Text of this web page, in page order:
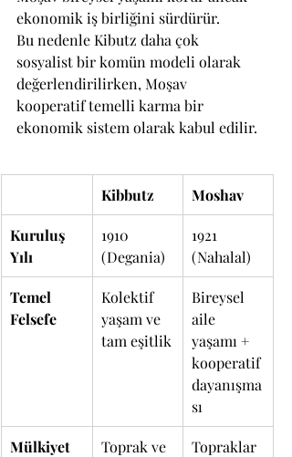
ekonomik iş birliğini sürdürür.
Bu nedenle Kibutz daha çok
sosyalist bir komün modeli olarak
değerlendirilirken, Moşav
kooperatif temelli karma bir
ekonomik sistem olarak kabul edilir.
Kibbutz Moshav
Kuruluş
Yılı
1910
(Degania)
1921
(Nahalal)
Temel
Felsefe
Kolektif
yaşam ve
tam eşitlik
Bireysel
aile
yaşamı +
kooperatif
dayanışma
sı
Mülkiyet
Toprak ve
Topraklar